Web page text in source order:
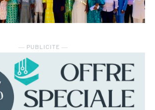
― PUBLICITE ―